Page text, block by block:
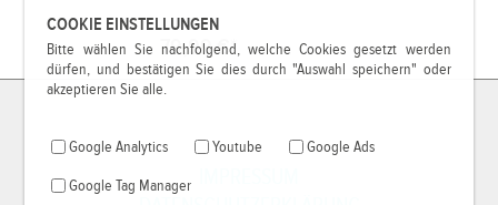
COOKIE EINSTELLUNGEN
Bitte wählen Sie nachfolgend, welche Cookies gesetzt werden
dürfen, und bestätigen Sie dies durch "Auswahl speichern" oder
akzeptieren Sie alle.
Google Analytics Youtube Google Ads
Google Tag Manager
79,99 €*